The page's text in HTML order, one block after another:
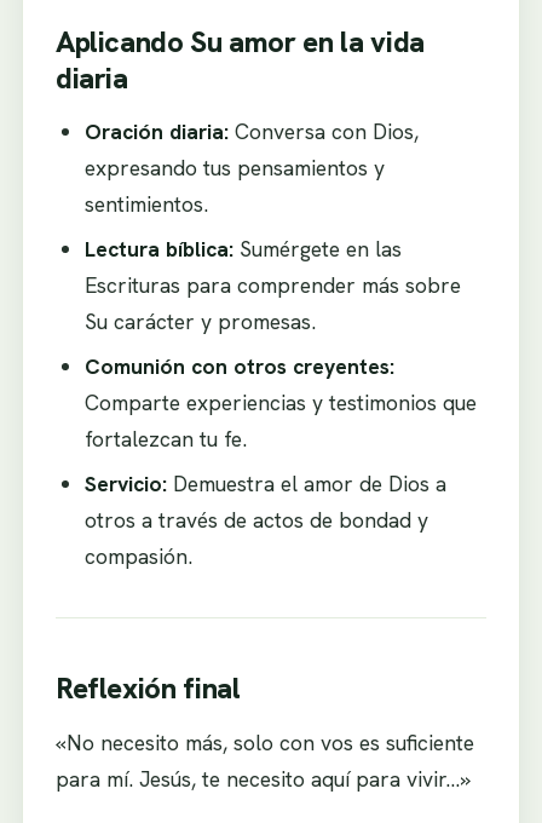
Aplicando Su amor en la vida
diaria
Oración diaria: Conversa con Dios,
expresando tus pensamientos y
sentimientos.
Lectura bíblica: Sumérgete en las
Escrituras para comprender más sobre
Su carácter y promesas.
Comunión con otros creyentes:
Comparte experiencias y testimonios que
fortalezcan tu fe.
Servicio: Demuestra el amor de Dios a
otros a través de actos de bondad y
compasión.
Reflexión final
«No necesito más, solo con vos es suficiente
para mí. Jesús, te necesito aquí para vivir…»